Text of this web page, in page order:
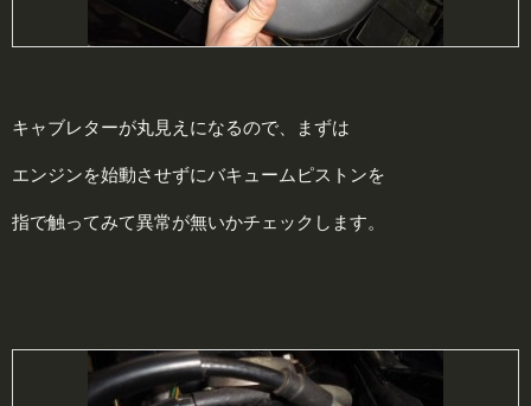
キャブレターが丸見えになるので、まずは
エンジンを始動させずにバキュームピストンを
指で触ってみて異常が無いかチェックします。